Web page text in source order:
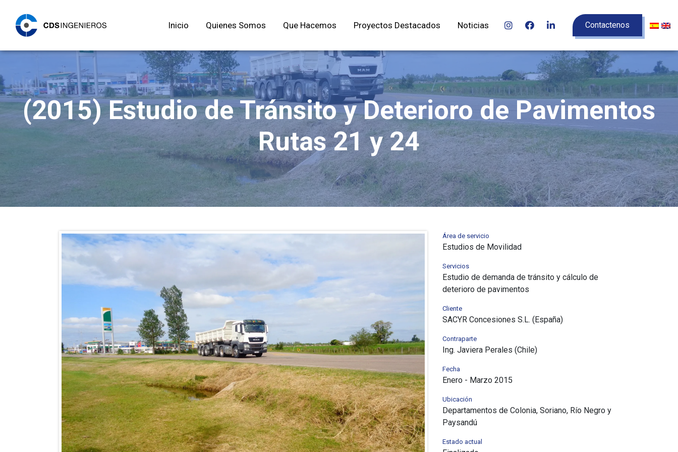
Inicio Quienes Somos Que Hacemos Proyectos Destacados Noticias Contactenos
(2015) Estudio de Tránsito y Deterioro de Pavimentos
Rutas 21 y 24
Área de servicio
Estudios de Movilidad
Servicios
Estudio de demanda de tránsito y cálculo de
deterioro de pavimentos
Cliente
SACYR Concesiones S.L. (España)
Contraparte
Ing. Javiera Perales (Chile)
Fecha
Enero - Marzo 2015
Ubicación
Departamentos de Colonia, Soriano, Río Negro y
Paysandú
Estado actual